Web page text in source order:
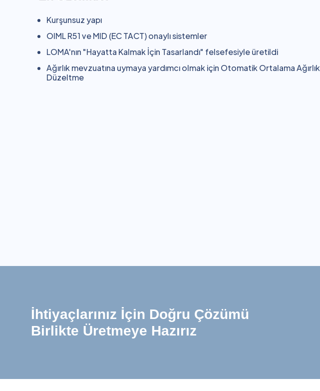
Kurşunsuz yapı
OIML R51 ve MID (EC TACT) onaylı sistemler
LOMA'nın "Hayatta Kalmak İçin Tasarlandı" felsefesiyle üretildi
Ağırlık mevzuatına uymaya yardımcı olmak için Otomatik Ortalama Ağırlık
Düzeltme
İhtiyaçlarınız İçin Doğru Çözümü
Birlikte Üretmeye Hazırız